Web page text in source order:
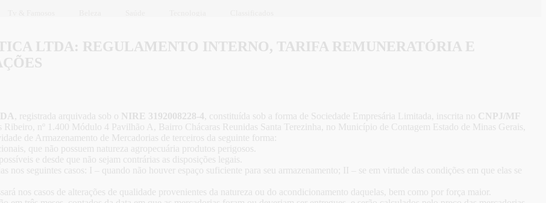
LTDA: REGULAMENTO INTERNO, TARIFA REMUNERATÓRIA E
, registrada arquivada sob o NIRE 3192008228-4 , constituída sob a forma de Sociedade Empresária Limitada, inscrita no CNPJ/MF
Ribeiro, nº 1.400 Módulo 4 Pavilhão A, Bairro Chácaras Reunidas Santa Terezinha, no Município de Contagem Estado de Minas Gerais,
de Armazenamento de Mercadorias de terceiros da seguinte forma:
que não possuem natureza agropecuária produtos perigosos.
e desde que não sejam contrárias as disposições legais.
nos seguintes casos: I – quando não houver espaço suficiente para seu armazenamento; II – se em virtude das condições em que elas se
nos casos de alterações de qualidade provenientes da natureza ou do acondicionamento daquelas, bem como por força maior.